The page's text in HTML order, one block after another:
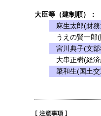
大臣等（建制順）：
麻生太郎(財務
うえの賢一郎(
宮川典子(文部
大串正樹(経済
簗和生(国土交